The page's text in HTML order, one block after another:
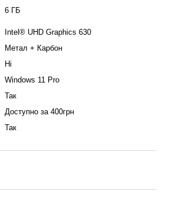
6 ГБ
Intel® UHD Graphics 630
Метал + Карбон
Ні
Windows 11 Pro
Так
Доступно за 400грн
Так